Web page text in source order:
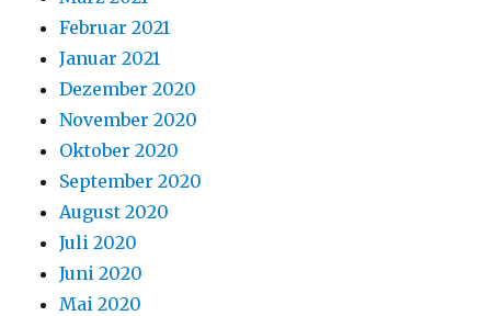
Februar 2021
Januar 2021
Dezember 2020
November 2020
Oktober 2020
September 2020
August 2020
Juli 2020
Juni 2020
Mai 2020